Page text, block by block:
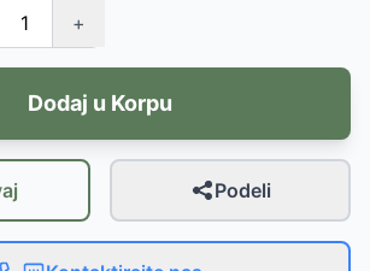
+
Dodaj u Korpu
Podeli